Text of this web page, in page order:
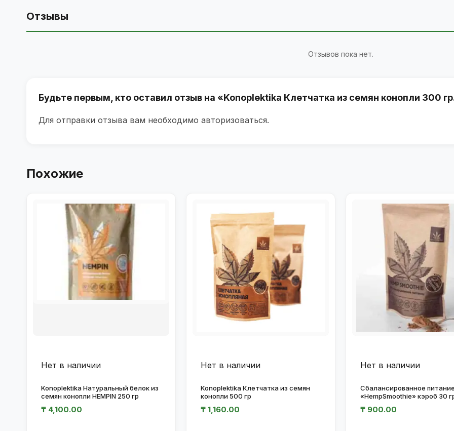
Отзывы
Отзывов пока нет.
Будьте первым, кто оставил отзыв на «Konoplektika Клетчатка из семян конопли 300
Для отправки отзыва вам необходимо авторизоваться.
Похожие
Нет в наличии
Konoplektika Натуральный белок из
семян конопли HEMPIN 250 гр
₸ 4,100.00
Нет в наличии
Konoplektika Клетчатка из семян
конопли 500 гр
₸ 1,160.00
Нет в наличии
Сбалансированное
«HempSmoothie» кэроб 30
₸ 900.00